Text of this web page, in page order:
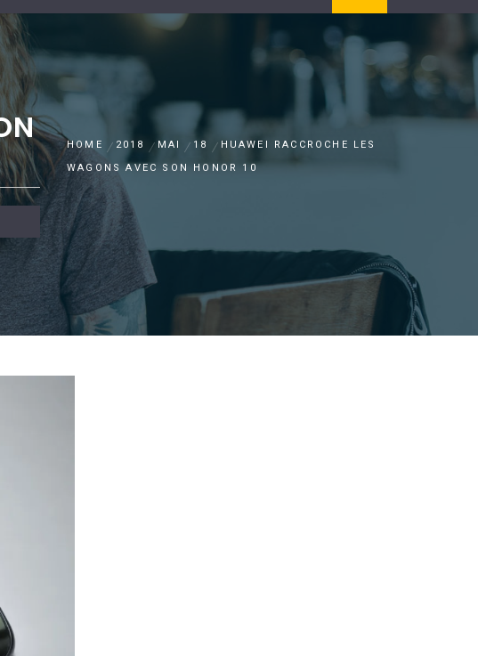
HOME 2018 MAI 18
HUAWEI RACCROCHE LES
WAGONS AVEC SON HONOR 10